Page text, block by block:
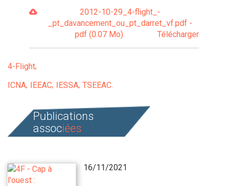
2012-10-29_4-flight_-
_pt_davancement_ou_pt_darret_vf.pdf -
pdf (0.07 Mo)
Télécharger
4-Flight
ICNA IEEAC IESSA TSEEAC
Publications
associées
16/11/2021